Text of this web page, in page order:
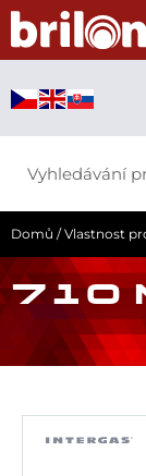
Přeskočit
obsah
Domů / Vlastnost
710